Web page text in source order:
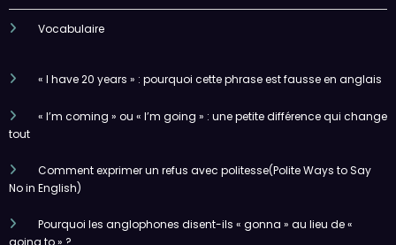
Vocabulaire
« I have 20 years » : pourquoi cette phrase est fausse en anglais
« I’m coming » ou « I’m going » : une petite différence qui change
tout
Comment exprimer un refus avec politesse(Polite Ways to Say
No in English)
Pourquoi les anglophones disent-ils « gonna » au lieu de «
going to » ?